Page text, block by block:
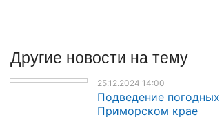
Другие новости на тему
25.12.2024 14:00
Подведение погодных
Приморском крае